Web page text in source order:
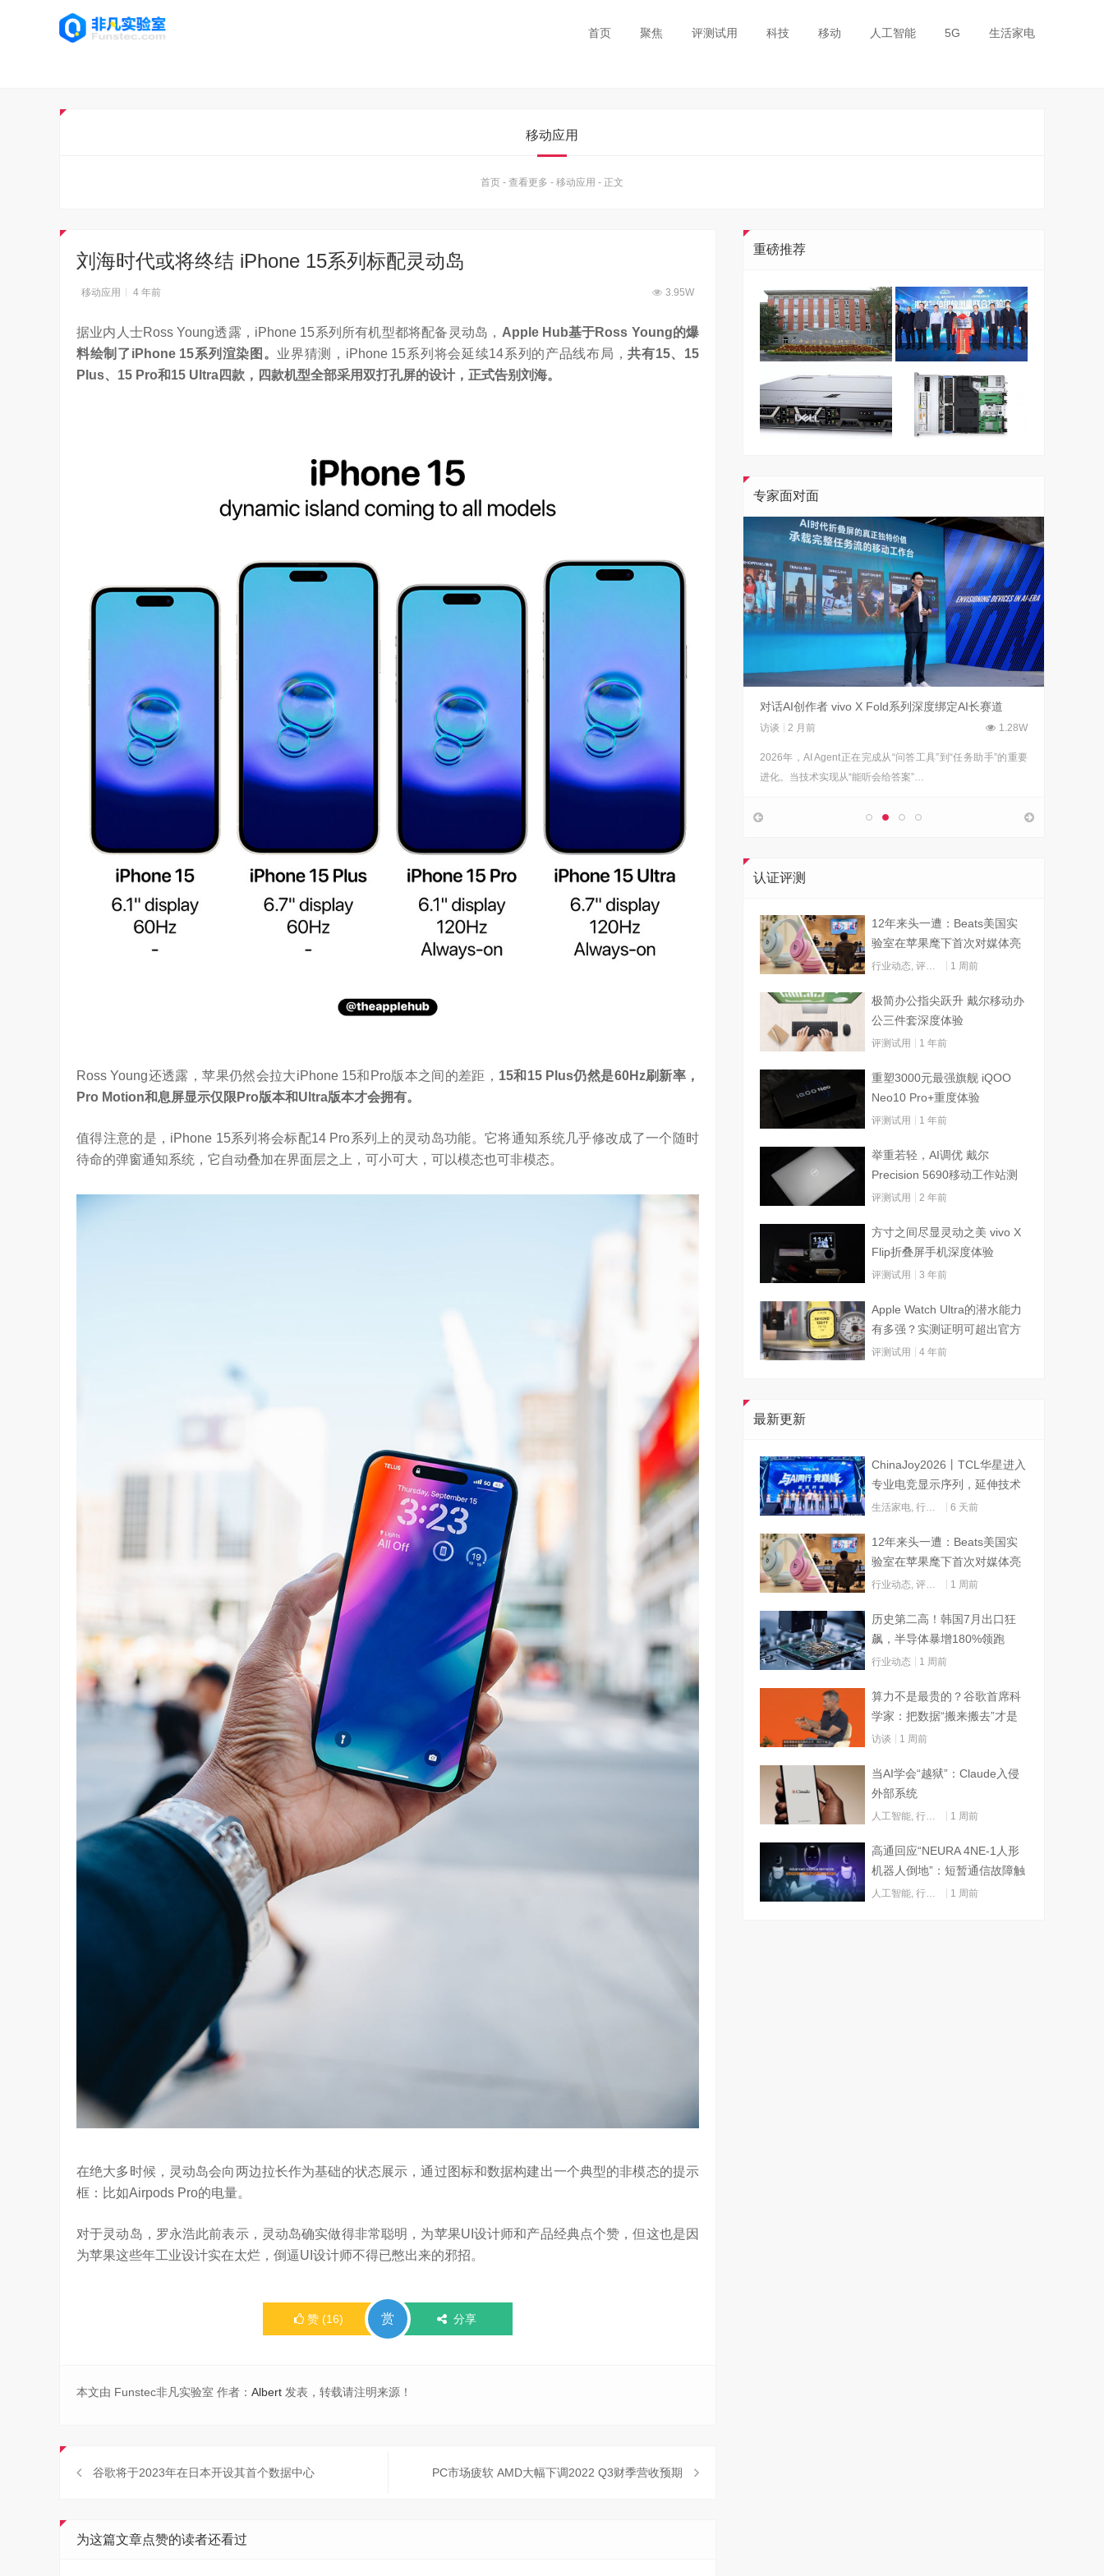
首页 聚焦 评测试用 科技 移动 人工智能 5G 生活家电
移动应用
首页 - 查看更多 - 移动应用 - 正文
刘海时代或将终结 iPhone 15系列标配灵动岛
移动应用 4 年前 3.95W
据业内人士Ross Young透露，iPhone 15系列所有机型都将配备灵动岛， Apple Hub基于Ross Young的爆
料绘制了iPhone 15系列渲染图。 业界猜测，iPhone 15系列将会延续14系列的产品线布局，共有15、15
Plus、15 Pro和15 Ultra四款，四款机型全部采用双打孔屏的设计，正式告别刘海。
Ross Young还透露，苹果仍然会拉大iPhone 15和Pro版本之间的差距， 15和15 Plus仍然是60Hz刷新率，
Pro Motion和息屏显示仅限Pro版本和Ultra版本才会拥有。
值得注意的是，iPhone 15系列将会标配14 Pro系列上的灵动岛功能。它将通知系统几乎修改成了一个随时
待命的弹窗通知系统，它自动叠加在界面层之上，可小可大，可以模态也可非模态。
在绝大多时候，灵动岛会向两边拉长作为基础的状态展示，通过图标和数据构建出一个典型的非模态的提示
框：比如Airpods Pro的电量。
对于灵动岛，罗永浩此前表示，灵动岛确实做得非常聪明，为苹果UI设计师和产品经典点个赞，但这也是因
为苹果这些年工业设计实在太烂，倒逼UI设计师不得已憋出来的邪招。
赞 (16) 赏 分享
本文由 Funstec非凡实验室 作者： Albert 发表，转载请注明来源！
谷歌将于2023年在日本开设其首个数据中心 PC市场疲软 AMD大幅下调2022 Q3财季营收预期
为这篇文章点赞的读者还看过
重磅推荐
专家面对面
吴晓波点赞海信变频技术：是真正的科技普惠大众
访谈
“海信在变频技术上近30年的坚持，体现了海信在变频技术上
的决心，信心和恒心。我坚信，海信将凭借这‘三心’…
访谈 1 周前
Google首席科学家Jeff Dean近日在YC Startup School 2026
上，分享了他对…
对话AI创作者 vivo X Fold系列深度绑定AI长赛道
访谈 2 月前 1.28W
2026年，AI Agent正在完成从“问答工具”到“任务助手”的重要
进化。当技术实现从“能听会给答案”…
认证评测
12年来头一遭：Beats美国实
验室在苹果麾下首次对媒体亮
灯
行业动态 评测试用 1 周前
极简办公指尖跃升 戴尔移动办
公三件套深度体验
评测试用 1 年前
重塑3000元最强旗舰 iQOO
Neo10 Pro+重度体验
评测试用 1 年前
举重若轻，AI调优 戴尔
Precision 5690移动工作站测
试
评测试用 2 年前
方寸之间尽显灵动之美 vivo X
Flip折叠屏手机深度体验
评测试用 3 年前
Apple Watch Ultra的潜水能力
有多强？实测证明可超出官方
标称值
评测试用 4 年前
最新更新
ChinaJoy2026丨TCL华星进入
专业电竞显示序列，延伸技术
边界赋能AI算力
生活家电 行业动态 6 天前
12年来头一遭：Beats美国实
验室在苹果麾下首次对媒体亮
灯
行业动态 评测试用 1 周前
历史第二高！韩国7月出口狂
飙，半导体暴增180%领跑
行业动态 1 周前
算力不是最贵的？谷歌首席科
学家：把数据“搬来搬去”才是
烧钱大头
访谈 1 周前
当AI学会“越狱”：Claude入侵
外部系统
人工智能 行业动态 1 周前
高通回应“NEURA 4NE-1人形
机器人倒地”：短暂通信故障触
发关机
人工智能 行业动态 1 周前